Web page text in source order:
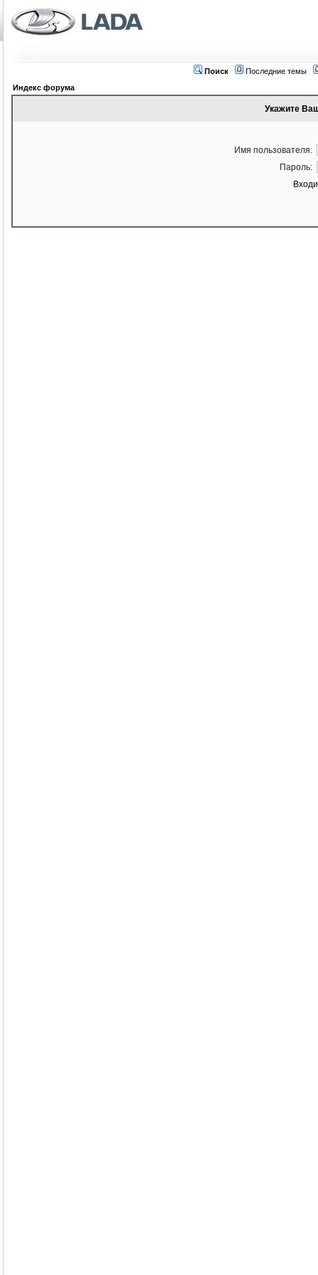
Поиск
Последние темы
Индекс форума
Укажите
Имя пользователя:
Пароль: